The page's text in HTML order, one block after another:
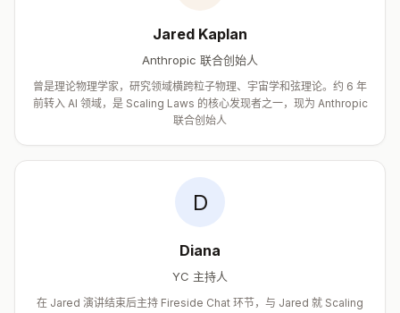
Jared Kaplan
Anthropic 联合创始人
曾是理论物理学家，研究领域横跨粒子物理、宇宙学和弦理论。约 6 年
前转入 AI 领域，是 Scaling Laws 的核心发现者之一，现为 Anthropic
联合创始人
D
Diana
YC 主持人
在 Jared 演讲结束后主持 Fireside Chat 环节，与 Jared 就 Scaling